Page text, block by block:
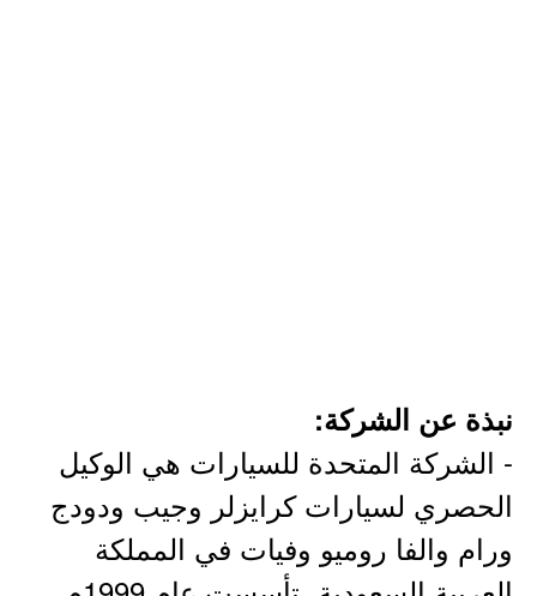
نبذة عن الشركة:
- الشركة المتحدة للسيارات هي الوكيل
الحصري لسيارات كرايزلر وجيب ودودج
ورام والفا روميو وفيات في المملكة